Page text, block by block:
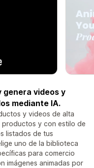
genera videos y
mediante IA.
y videos de alta
productos y con estilo de
listados de tus
uno de la biblioteca
para comercio
imágenes animadas por